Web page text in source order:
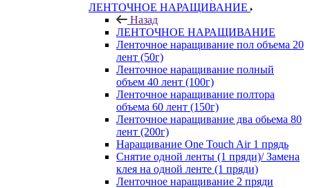
ЛЕНТОЧНОЕ НАРАЩИВАНИЕ
Назад
ЛЕНТОЧНОЕ НАРАЩИВАНИЕ
Ленточное наращивание пол объема 20
лент (50г)
Ленточное наращивание полный
объем 40 лент (100г)
Ленточное наращивание полтора
объема 60 лент (150г)
Ленточное наращивание два обьема 80
лент (200г)
Наращивание One Touch Air 1 прядь
Снятие одной ленты (1 пряди)/ Замена
клея на одной ленте (1 пряди)
Ленточное наращивание 2 пряди